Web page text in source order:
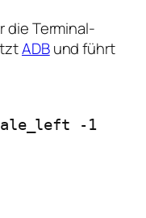
die Terminal-
ADBund führt
-1